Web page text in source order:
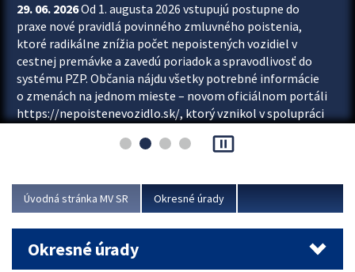
29. 06. 2026Od 1. augusta 2026 vstupujú postupne do
praxe nové pravidlá povinného zmluvného poistenia,
ktoré radikálne znížia počet nepoistených vozidiel v
cestnej premávke a zavedú poriadok a spravodlivosť do
systému PZP. Občania nájdu všetky potrebné informácie
o zmenách na jednom mieste – novom oficiálnom portáli
https://nepoistenevozidlo.sk/, ktorý vznikol v spolupráci
asociácie poisťovní (SLASPO) a Ministerstva vnútra SR.
Viac
pause_presentation
Úvodná stránka MV SR Okresné úrady
Okresné úrady